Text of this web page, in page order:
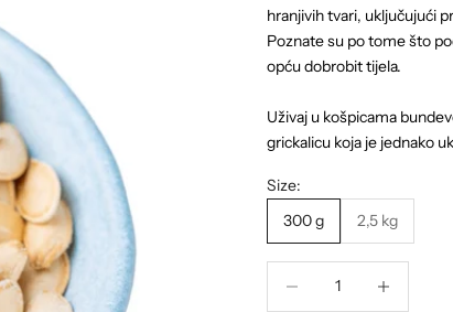
hranjivih tvari, uključujući
Poznate su po tome što
opću dobrobit tijela.
Uživaj u košpicama
grickalicu koja je jednako
Size:
300 g
2,5 kg